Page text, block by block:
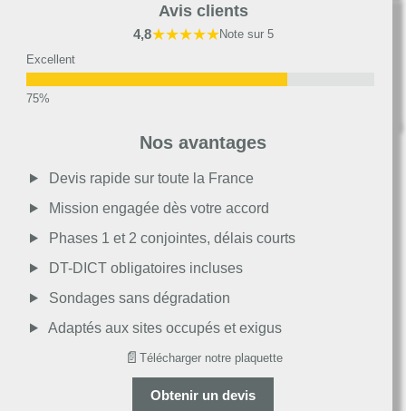
Avis clients
4,8★★★★★Note sur 5
Excellent
Moyen
Passable
Décevant
Nos avantages
Devis rapide sur toute la France
Mission engagée dès votre accord
Phases 1 et 2 conjointes, délais courts
DT-DICT obligatoires incluses
Sondages sans dégradation
Adaptés aux sites occupés et exigus
📄 Télécharger notre plaquette
Obtenir un devis